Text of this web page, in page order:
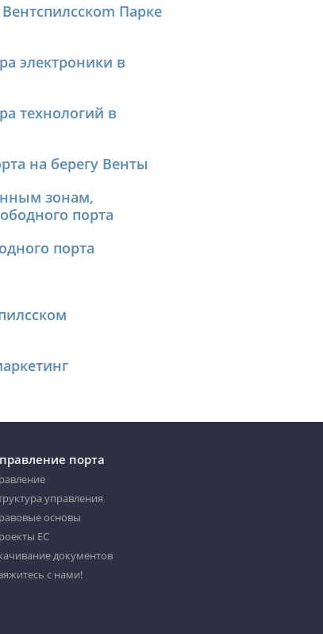
Паркe
электроники в
технологий в
на берегу Венты
зонам,
порта
порта
порта
управления
основы
ЕС
документов
с нами!